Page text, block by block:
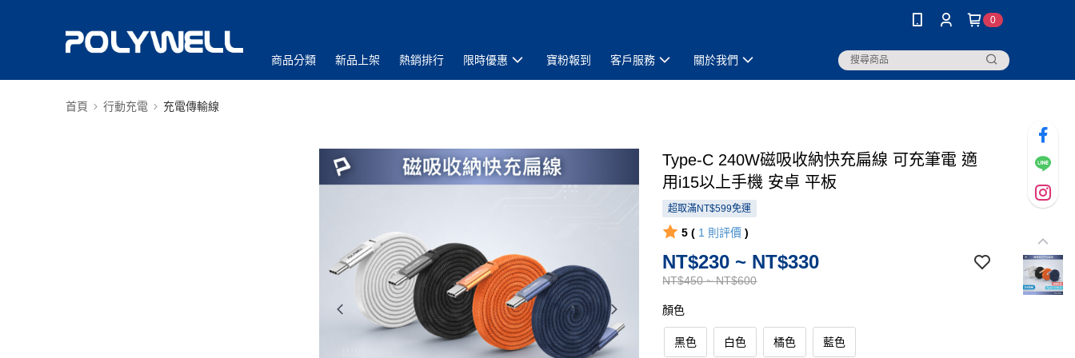
0
商品分類 新品上架 熱銷排行 限時優惠 寶粉報到 客戶服務 關於我們
首頁 行動充電 充電傳輸線
Type-C 240W磁吸收納快充扁線 可充筆電 適
用i15以上手機 安卓 平板
超取滿NT$599免運
5 ( 1 則評價 )
NT$450 ~ NT$600
NT$230 ~ NT$330
顏色
黑色 白色 橘色 藍色